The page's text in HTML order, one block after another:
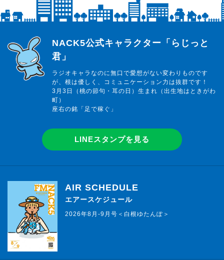
らじっと君
NACK5公式キャラクター「らじっと
君」
ラジオキャラなのに無口で愛想がない変わりものです
が、根は優しく、コミュニケーション力は抜群です！
3月3日（桃の節句・耳の日）生まれ（出生地はときがわ
町）
座右の銘「足で稼ぐ」
LINEスタンプを見る
AIR SCHEDULE
エアースケジュール
2026年8月-9月号＜白根ゆたんぽ＞